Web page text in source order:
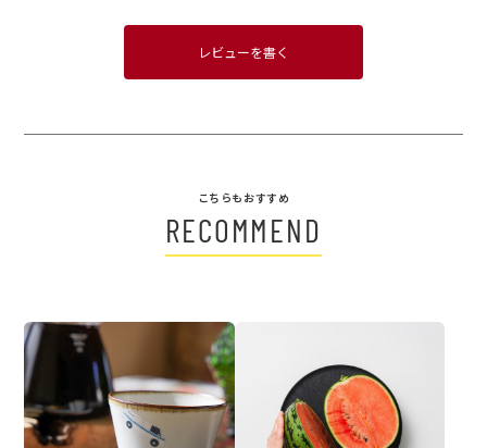
レビューを書く
こちらもおすすめ
RECOMMEND